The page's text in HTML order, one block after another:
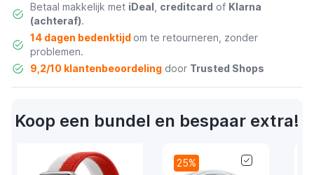
Betaal makkelijk met iDeal creditcard of Klarna
(achteraf).
14 dagen bedenktijd om te retourneren, zonder
problemen.
9,2/10 klantenbeoordelingdoor Trusted Shops
Koop een bundel en bespaar extra!
25%